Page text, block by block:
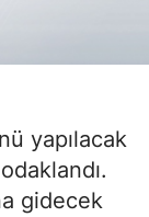
yapılacak
gidecek